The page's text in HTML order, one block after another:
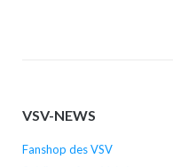
VSV-NEWS
Fanshop des VSV